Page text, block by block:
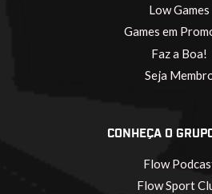
Low Games
Games em
Faz a Boa!
Seja
CONHEÇA O
Flow
Flow Sport